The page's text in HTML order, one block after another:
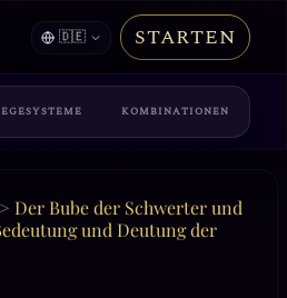
🇩🇪 STARTEN
KOMBINATIONEN
> Der Bube der Schwerter und
und Deutung der